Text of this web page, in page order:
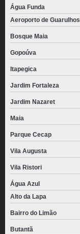
Água Funda
Aeroporto de Guarulhos
Bosque Maia
Gopoúva
Itapegica
Jardim Fortaleza
Jardim Nazaret
Maia
Parque Cecap
Vila Augusta
Vila Ristori
Água Azul
Alto da Lapa
Bairro do Limão
Butantã